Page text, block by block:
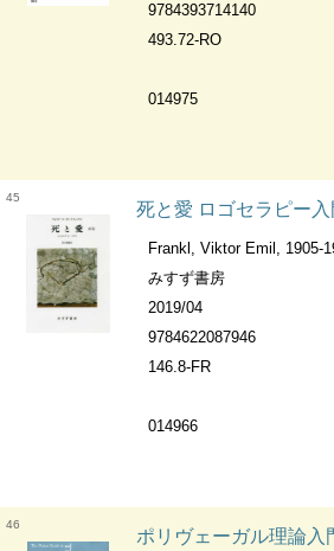
9784393714140
493.72-RO
014975
45
死と愛 ロゴセラピー入
Frankl, Viktor Emil, 1905-
みすず書房
2019/04
9784622087946
146.8-FR
014966
46
ポリヴェーガル理論入門 心身に